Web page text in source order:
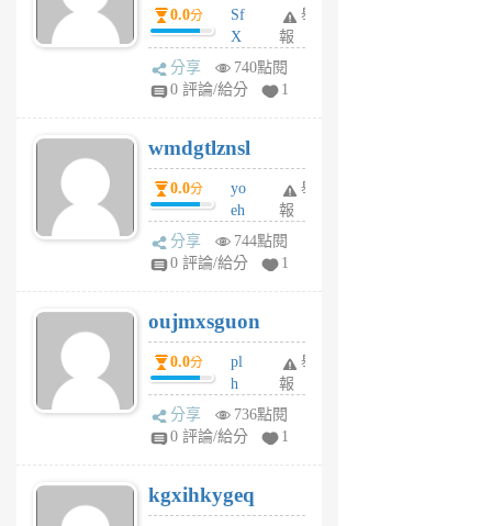
0.0分
Sf
X
Pe
Jc
R
P
m
v
A
V
個
月
前
舉
報
分享
740點閱
0 評論/給分
1
wmdgtlznsl
0.0分
yo
eh
ld
gy
個
月
前
舉
報
分享
744點閱
0 評論/給分
1
oujmxsguon
0.0分
pl
h
wi
w
6
個
舉
報
分享
736點閱
0 評論/給分
1
kgxihkygeq